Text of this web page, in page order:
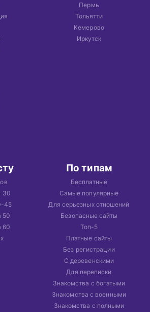
Пермь
Тольятти
Кемерово
Иркутск
30
45
50
60
По типам
Бесплатные
Самые популярные
Для серьезных отношений
Безопасные сайты
Топ-5
Платные сайты
Без регистрации
С деревенскими
Для переписки
Знакомства с богатыми
Знакомства с военными
Знакомства с полными